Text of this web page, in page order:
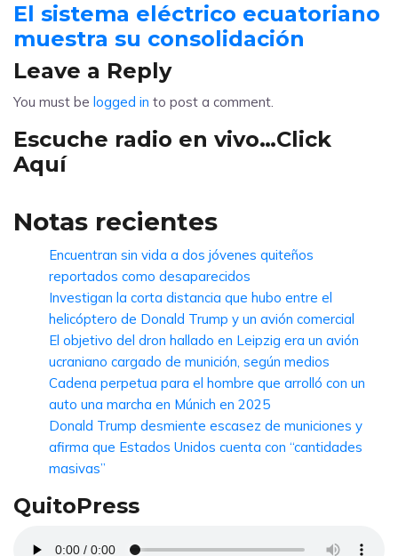
El sistema eléctrico ecuatoriano
muestra su consolidación
Leave a Reply
You must be logged in to post a comment.
Escuche radio en vivo…Click
Aquí
Notas recientes
Encuentran sin vida a dos jóvenes quiteños
reportados como desaparecidos
Investigan la corta distancia que hubo entre el
helicóptero de Donald Trump y un avión comercial
El objetivo del dron hallado en Leipzig era un avión
ucraniano cargado de munición, según medios
Cadena perpetua para el hombre que arrolló con un
auto una marcha en Múnich en 2025
Donald Trump desmiente escasez de municiones y
afirma que Estados Unidos cuenta con “cantidades
masivas”
QuitoPress